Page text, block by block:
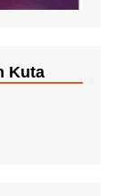
Kuta